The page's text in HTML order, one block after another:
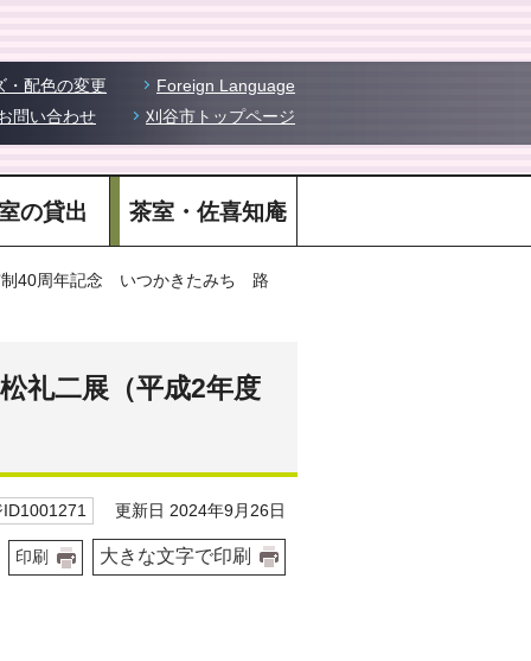
・配色の変更
Foreign Language
問い合わせ
刈谷市トップページ
の貸出 茶室・佐喜知庵
40周年記念 いつかきたみち 路
二展（平成2年度
ID1001271 更新日 2024年9月26日
印刷 大きな文字で印刷